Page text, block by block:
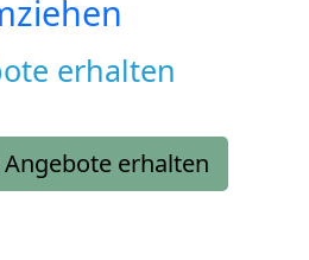
erhalten
erhalten